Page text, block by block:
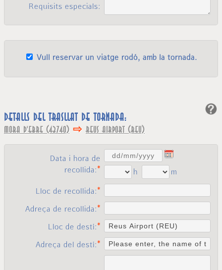
Requisits especials:
Vull reservar un viatge rodó, amb la tornada.
Detalls del trasllat de tornada:
Mora d'Ebre (43740) ⇨ Reus Airport (REU)
Data i hora de
recollida:
h
m
Lloc de recollida:
Adreça de recollida:
Lloc de destí:
Adreça del destí: